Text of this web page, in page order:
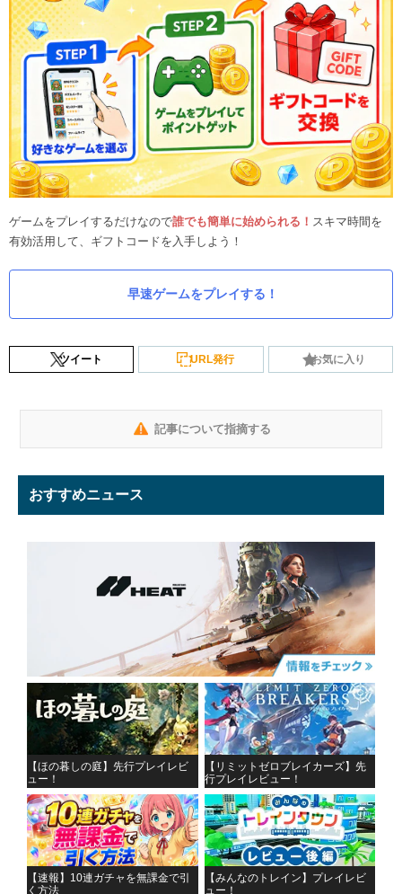
ゲームをプレイするだけなので誰でも簡単に始められる！ スキマ時間を
有効活用して、ギフトコードを入手しよう！
早速ゲームをプレイする！
ツイート URL発行 お気に入り
記事について指摘する
おすすめニュース
【ほの暮しの庭】先行プレイレビ
ュー！
【リミットゼロブレイカーズ】先
行プレイレビュー！
【速報】10連ガチャを無課金で引
く方法
【みんなのトレイン】プレイレビ
ュー！